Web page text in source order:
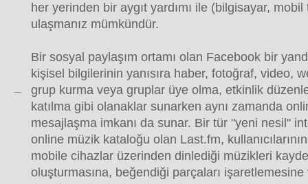
her yerinden bir aygıt yardımı ile (bilgisayar,
ulaşmanız mümkündür.
Bir sosyal paylaşım ortamı olan Facebook bir
kişisel bilgilerinin yanısıra haber, fotoğraf, video,
grup kurma veya gruplar üye olma, etkinlik
katılma gibi olanaklar sunarken aynı zamanda
mesajlaşma imkanı da sunar. Bir tür "yeni nesil"
online müzik kataloğu olan Last.fm,
mobile cihazlar üzerinden dinlediği müzikleri
oluşturmasına, beğendiği parçaları